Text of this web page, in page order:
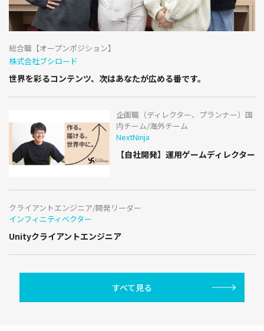
総合職【オープンポジション】
株式会社ブシロード
世界を彩るコンテンツ、次はあなたが広める番です。
企画職（ディレクター、プランナー）国
内チーム/海外チーム
NextNinja
【自社開発】運用ゲームディレクター
クライアントエンジニア/開発リーダー
インフィニティベクター
Unityクライアントエンジニア
すべて見る